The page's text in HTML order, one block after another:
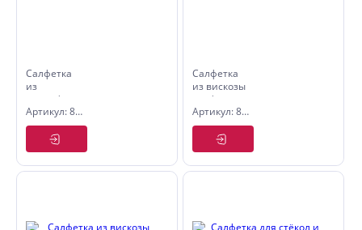
Салфетка
из
микрофибры
универсальная
300*300
мм, 250 г/
м2,
текстура
Артикул: 8455012
Салфетка
из вискозы
перфорированная
340*380
мм
(упаковка
3 шт.)
Артикул: 8455036